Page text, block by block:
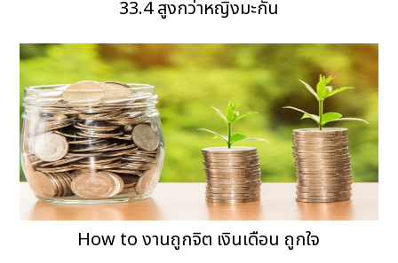
33.4 สูงกว่าหญิงมะกัน
How to งานถูกจิต เงินเดือน ถูกใจ